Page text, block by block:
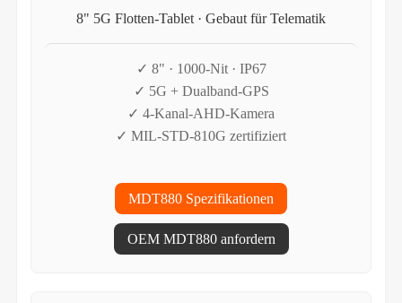
8" 5G Flotten-Tablet · Gebaut für Telematik
✓ 8" · 1000-Nit · IP67
✓ 5G + Dualband-GPS
✓ 4-Kanal-AHD-Kamera
✓ MIL-STD-810G zertifiziert
MDT880 Spezifikationen
OEM MDT880 anfordern